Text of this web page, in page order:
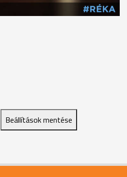
Beállítások mentése